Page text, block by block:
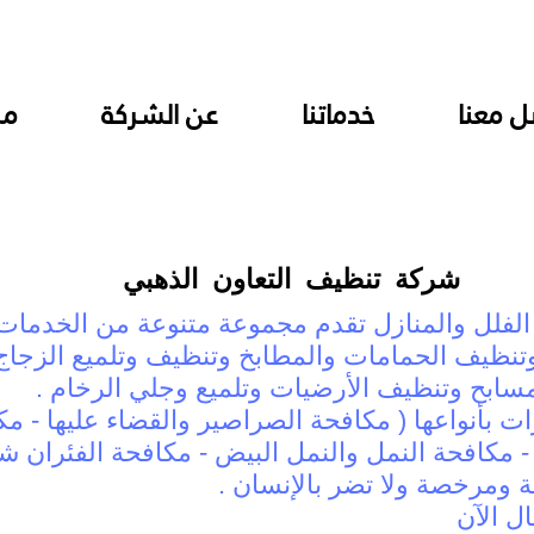
عن الشركة خدماتنا معنا
شركة تنظيف التعاون الذهبي
والمنازل تقدم مجموعة متنوعة من
الحمامات والمطابخ وتنظيف وتلميع
وتنظيف الأرضيات وتلميع وجلي الرخام .
( مكافحة الصراصير والقضاء عليها -
- مكافحة النمل والنمل البيض - مكافحة
ومرخصة ولا تضر بالإنسان .
الآن